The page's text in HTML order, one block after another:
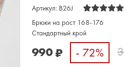
Артикул: B26J
Брюки на рост 168-176
Стандартный крой
990₽ - 72%